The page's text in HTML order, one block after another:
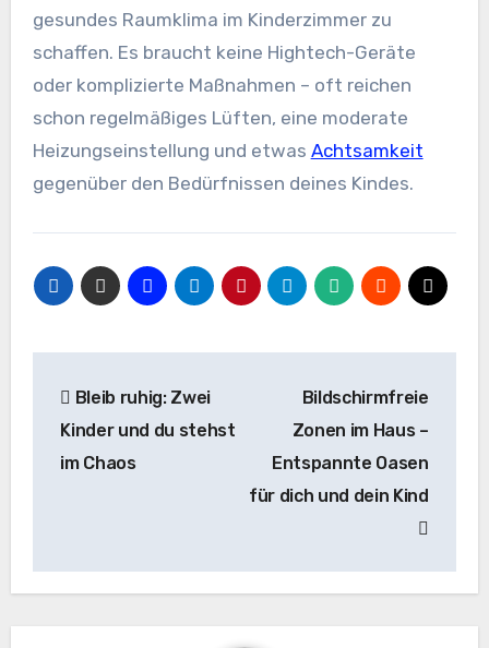
gesundes Raumklima im Kinderzimmer zu
schaffen. Es braucht keine Hightech-Geräte
oder komplizierte Maßnahmen – oft reichen
schon regelmäßiges Lüften, eine moderate
Heizungseinstellung und etwas Achtsamkeit
gegenüber den Bedürfnissen deines Kindes.
Bleib ruhig: Zwei
Kinder und du stehst
im Chaos
Bildschirmfreie
Zonen im Haus –
Entspannte Oasen
für dich und dein Kind